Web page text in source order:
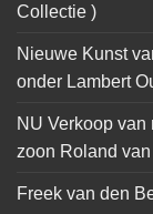
Collectie )
Nieuwe Kunst
onder Lambert
NU Verkoop
zoon Roland
Freek van den